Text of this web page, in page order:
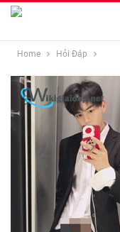
Home Hỏi Đáp